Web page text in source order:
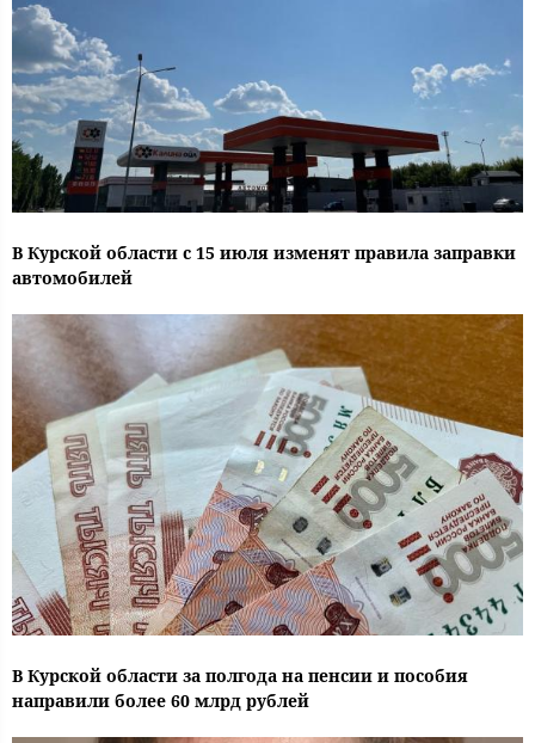
В Курской области с 15 июля изменят правила заправки
автомобилей
В Курской области за полгода на пенсии и пособия
направили более 60 млрд рублей